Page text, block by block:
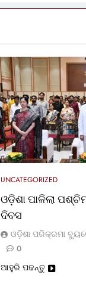
UNCATEGORIZED
ଓଡ଼ିଶା ପାଳିଲା
ଦିବସ
ଓଡ଼ିଶା ପରିକ୍ରମା
0
ଆହୁରି ପଢନ୍ତୁ